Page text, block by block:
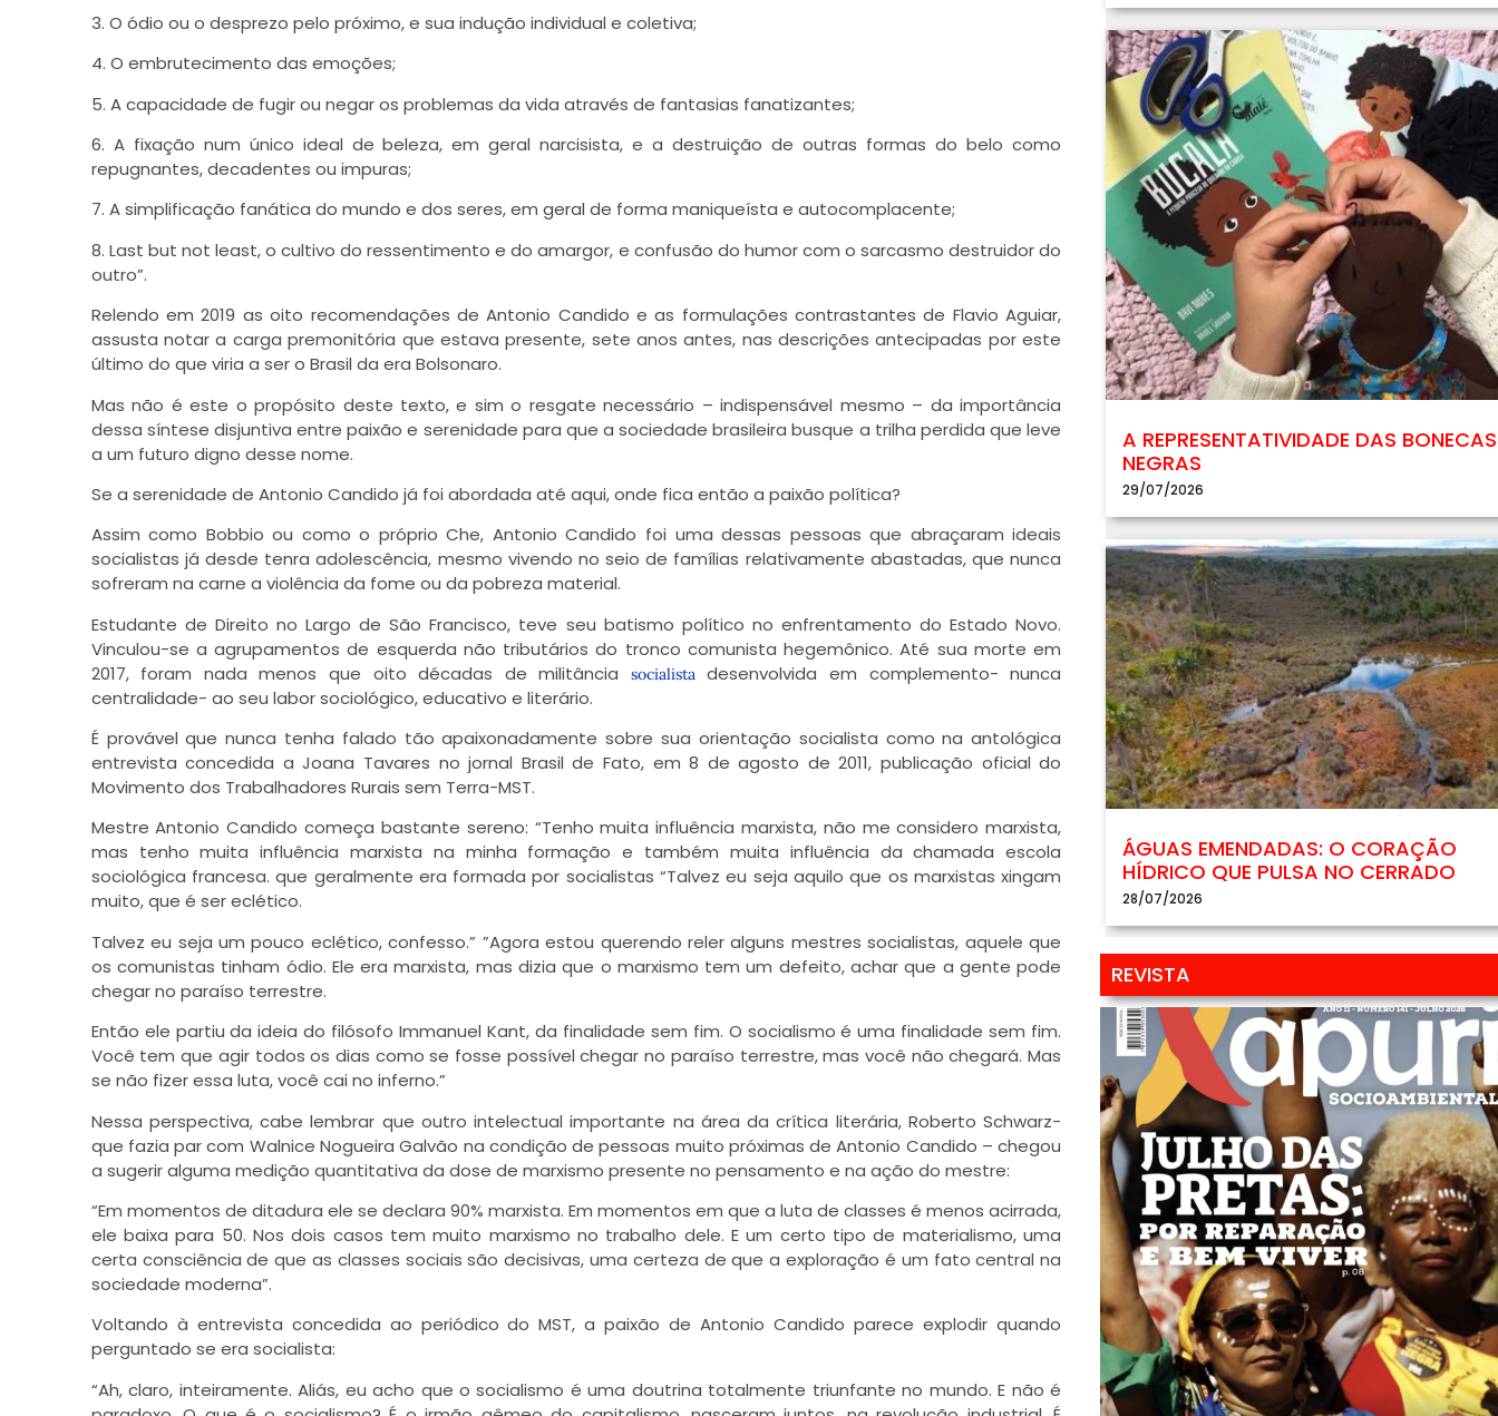
3. O ódio ou o desprezo pelo próximo, e sua indução individual e coletiva;
4. O embrutecimento das emoções;
5. A capacidade de fugir ou negar os problemas da vida através de fantasias fanatizantes;
6. A fixação num único ideal de beleza, em geral narcisista, e a destruição de outras formas do belo como
repugnantes, decadentes ou impuras;
7. A simplificação fanática do mundo e dos seres, em geral de forma maniqueísta e autocomplacente;
8. Last but not least, o cultivo do ressentimento e do amargor, e confusão do humor com o sarcasmo destruidor do
outro”.
Relendo em 2019 as oito recomendações de Antonio Candido e as formulações contrastantes de Flavio Aguiar,
assusta notar a carga premonitória que estava presente, sete anos antes, nas descrições antecipadas por este
último do que viria a ser o Brasil da era Bolsonaro.
Mas não é este o propósito deste texto, e sim o resgate necessário – indispensável mesmo – da importância
dessa síntese disjuntiva entre paixão e serenidade para que a sociedade brasileira busque a trilha perdida que leve
a um futuro digno desse nome.
Se a serenidade de Antonio Candido já foi abordada até aqui, onde fica então a paixão política?
Assim como Bobbio ou como o próprio Che, Antonio Candido foi uma dessas pessoas que abraçaram ideais
socialistas já desde tenra adolescência, mesmo vivendo no seio de famílias relativamente abastadas, que nunca
sofreram na carne a violência da fome ou da pobreza material.
Estudante de Direito no Largo de São Francisco, teve seu batismo político no enfrentamento do Estado Novo.
Vinculou-se a agrupamentos de esquerda não tributários do tronco comunista hegemônico. Até sua morte em
2017, foram nada menos que oito décadas de militância socialistadesenvolvida em complemento- nunca
centralidade- ao seu labor sociológico, educativo e literário.
É provável que nunca tenha falado tão apaixonadamente sobre sua orientação socialista como na antológica
entrevista concedida a Joana Tavares no jornal Brasil de Fato, em 8 de agosto de 2011, publicação oficial do
Movimento dos Trabalhadores Rurais sem Terra-MST.
Mestre Antonio Candido começa bastante sereno: “Tenho muita influência marxista, não me considero marxista,
mas tenho muita influência marxista na minha formação e também muita influência da chamada escola
sociológica francesa. que geralmente era formada por socialistas “Talvez eu seja aquilo que os marxistas xingam
muito, que é ser eclético.
Talvez eu seja um pouco eclético, confesso.” ”Agora estou querendo reler alguns mestres socialistas, aquele que
os comunistas tinham ódio. Ele era marxista, mas dizia que o marxismo tem um defeito, achar que a gente pode
chegar no paraíso terrestre.
Então ele partiu da ideia do filósofo Immanuel Kant, da finalidade sem fim. O socialismo é uma finalidade sem fim.
Você tem que agir todos os dias como se fosse possível chegar no paraíso terrestre, mas você não chegará. Mas
se não fizer essa luta, você cai no inferno.”
Nessa perspectiva, cabe lembrar que outro intelectual importante na área da crítica literária, Roberto Schwarz-
que fazia par com Walnice Nogueira Galvão na condição de pessoas muito próximas de Antonio Candido – chegou
a sugerir alguma medição quantitativa da dose de marxismo presente no pensamento e na ação do mestre:
“Em momentos de ditadura ele se declara 90% marxista. Em momentos em que a luta de classes é menos acirrada,
ele baixa para 50. Nos dois casos tem muito marxismo no trabalho dele. E um certo tipo de materialismo, uma
certa consciência de que as classes sociais são decisivas, uma certeza de que a exploração é um fato central na
sociedade moderna”.
Voltando à entrevista concedida ao periódico do MST, a paixão de Antonio Candido parece explodir quando
perguntado se era socialista:
“Ah, claro, inteiramente. Aliás, eu acho que o socialismo é uma doutrina totalmente triunfante no mundo. E não é
A REPRESENTATIVIDADE DAS BONECAS
NEGRAS
29/07/2026
ÁGUAS EMENDADAS: O CORAÇÃO
HÍDRICO QUE PULSA NO CERRADO
28/07/2026
REVISTA